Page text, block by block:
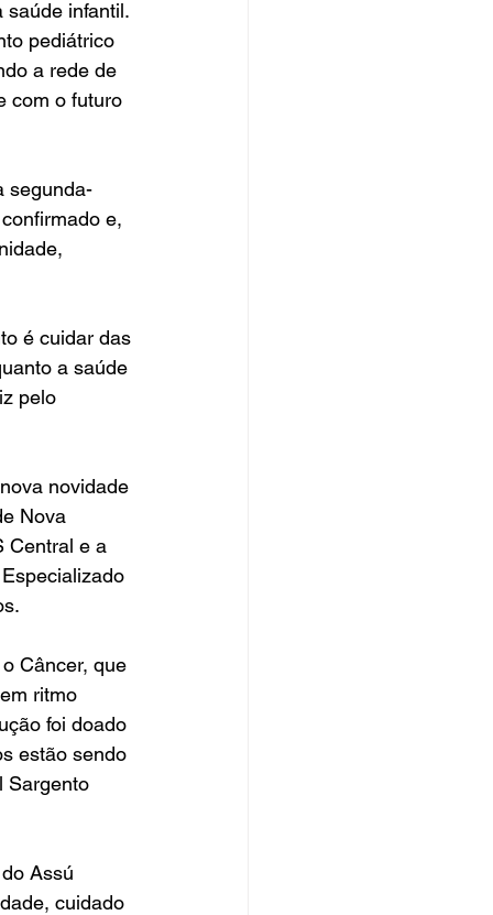
saúde infantil.
pediátrico
a rede de
com o futuro
segunda-
e,
é cuidar das
a saúde
pelo
novidade
Nova
Central e a
Câncer, que
ritmo
foi doado
estão sendo
Sargento
Assú
cuidado